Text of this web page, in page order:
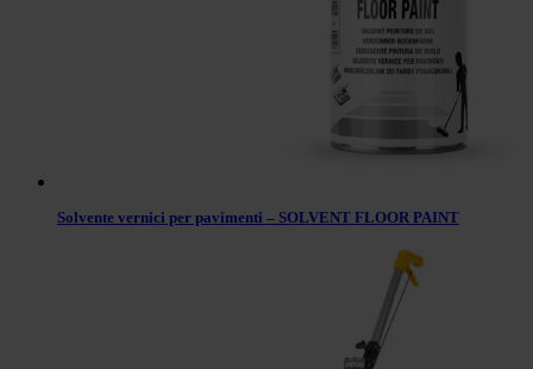
Solvente vernici per pavimenti – SOLVENT FLOOR PAINT